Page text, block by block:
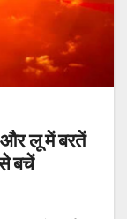
और लू में बरतें
बचें